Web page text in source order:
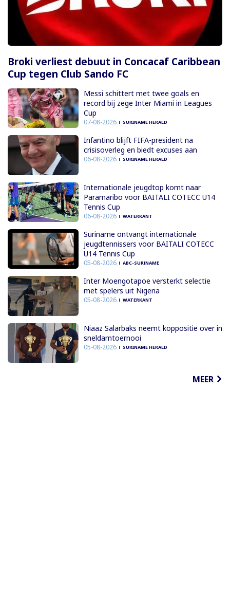
Broki verliest debuut in Concacaf Caribbean
Cup tegen Club Sando FC
Messi schittert met twee goals en
record bij zege Inter Miami in Leagues
Cup
07-08-2026 SURINAME HERALD
Infantino blijft FIFA-president na
crisisoverleg en biedt excuses aan
06-08-2026 SURINAME HERALD
Internationale jeugdtop komt naar
Paramaribo voor BAITALI COTECC U14
Tennis Cup
06-08-2026 WATERKANT
Suriname ontvangt internationale
jeugdtennissers voor BAITALI COTECC
U14 Tennis Cup
05-08-2026 ABC-SURINAME
Inter Moengotapoe versterkt selectie
met spelers uit Nigeria
05-08-2026 WATERKANT
Niaaz Salarbaks neemt koppositie over in
sneldamtoernooi
05-08-2026 SURINAME HERALD
MEER